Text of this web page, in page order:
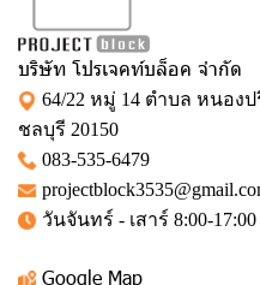
บริษัท โปรเจคท์บล็อค จำกัด
64/22 หมู่ 14 ตำบล หนอง
ชลบุรี 20150
083-535-6479
วันจันทร์ - เสาร์ 8:00-
Google Map